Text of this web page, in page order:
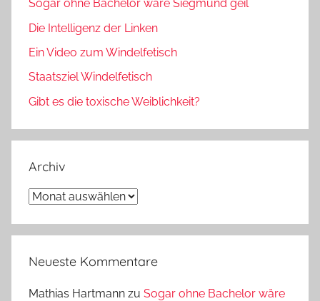
Sogar ohne Bachelor wäre Siegmund geil
Die Intelligenz der Linken
Ein Video zum Windelfetisch
Staatsziel Windelfetisch
Gibt es die toxische Weiblichkeit?
Archiv
Archiv
Neueste Kommentare
Mathias Hartmann zu Sogar ohne Bachelor wäre